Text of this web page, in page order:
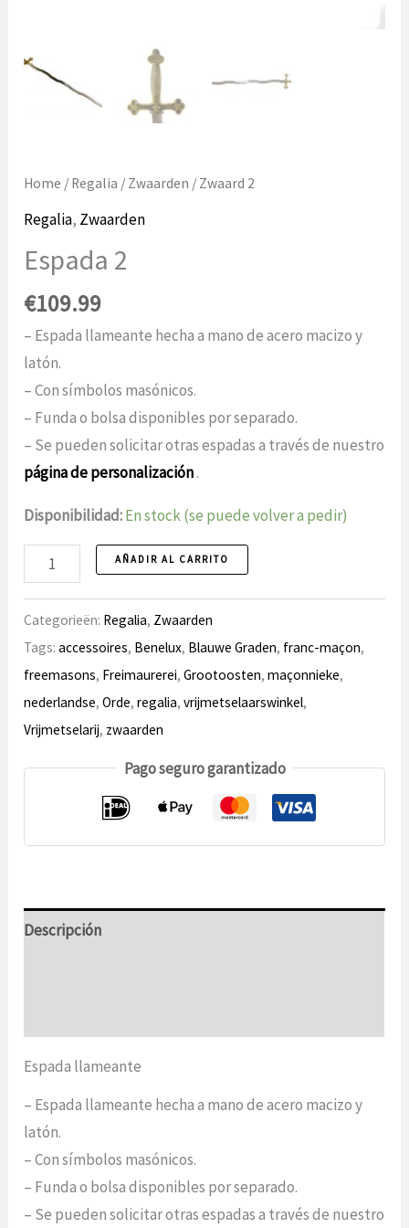
Home / Regalia / Zwaarden / Zwaard 2
Regalia, Zwaarden
Espada 2
€109.99
– Espada llameante hecha a mano de acero macizo y
latón.
– Con símbolos masónicos.
– Funda o bolsa disponibles por separado.
– Se pueden solicitar otras espadas a través de nuestro
página de personalización.
Disponibilidad:En stock (se puede volver a pedir)
Espada
2
cantidad
AÑADIR AL CARRITO
Categorieën: Regalia, Zwaarden
Tags:accessoires, Benelux, Blauwe Graden, franc-maçon,
freemasons, Freimaurerei,Grootoosten,maçonnieke,
nederlandse,Orde,regalia,vrijmetselaarswinkel,
Vrijmetselarij, zwaarden
Pago seguro garantizado
Descripción
Espada llameante
– Espada llameante hecha a mano de acero macizo y
latón.
– Con símbolos masónicos.
– Funda o bolsa disponibles por separado.
– Se pueden solicitar otras espadas a través de nuestro